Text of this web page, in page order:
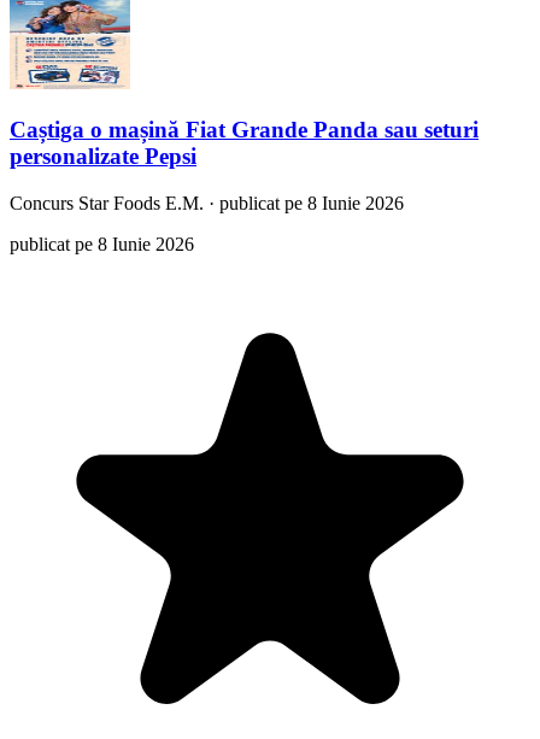
Caștiga o mașină Fiat Grande Panda sau seturi
personalizate Pepsi
Concurs Star Foods E.M. · publicat pe 8 Iunie 2026
publicat pe 8 Iunie 2026